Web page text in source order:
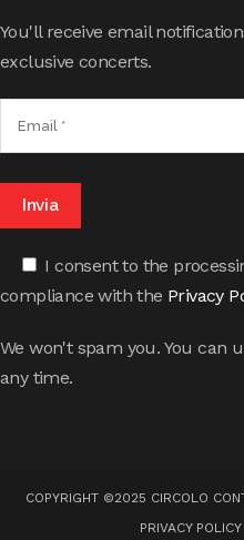
You'll receive email
exclusive concerts.
I consent to the
compliance with the Privacy
We won't spam you. You can
any time.
COPYRIGHT ©2025 CIRCOLO
PRIVACY POLICY